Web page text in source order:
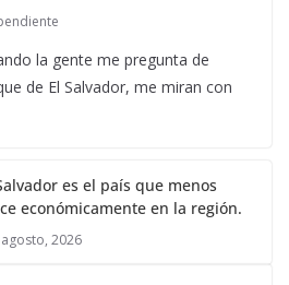
la gente me pregunta de
de El Salvador, me miran con
es el país que menos
económicamente en la región.
2026